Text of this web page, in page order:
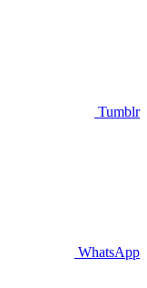
Tumblr
WhatsApp